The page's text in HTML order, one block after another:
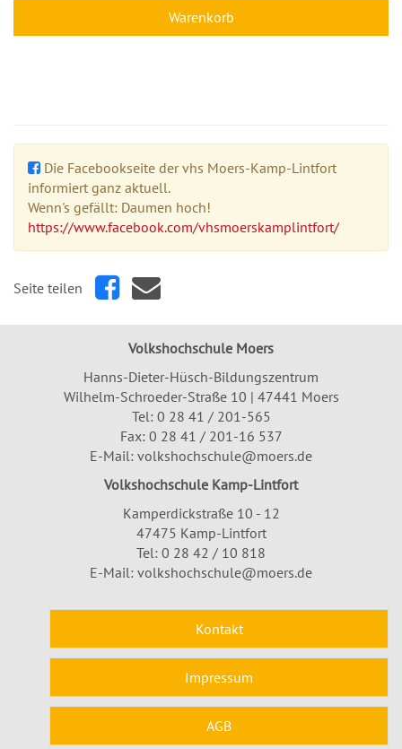
Warenkorb
Die Facebookseite der vhs Moers-Kamp-Lintfort
informiert ganz aktuell.
Wenn's gefällt: Daumen hoch!
https://www.facebook.com/vhsmoerskamplintfort/
Seite teilen
Volkshochschule Moers
Hanns-Dieter-Hüsch-Bildungszentrum
Wilhelm-Schroeder-Straße 10 | 47441 Moers
Tel: 0 28 41 / 201-565
Fax: 0 28 41 / 201-16 537
E-Mail: volkshochschule@moers.de
Volkshochschule Kamp-Lintfort
Kamperdickstraße 10 - 12
47475 Kamp-Lintfort
Tel: 0 28 42 / 10 818
E-Mail: volkshochschule@moers.de
Kontakt
Impressum
AGB